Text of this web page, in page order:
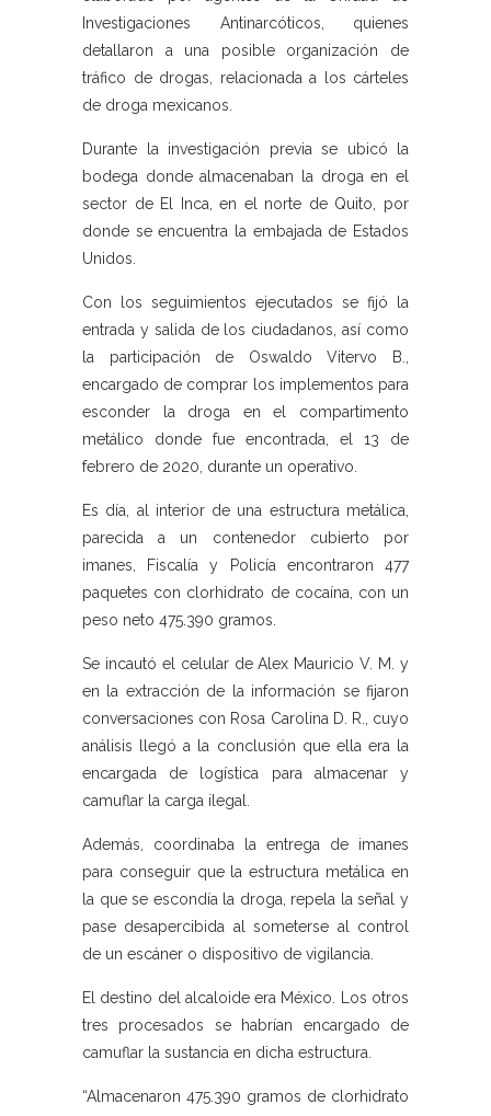
Investigaciones Antinarcóticos, quienes
detallaron a una posible organización de
tráfico de drogas, relacionada a los cárteles
de droga mexicanos.
Durante la investigación previa se ubicó la
bodega donde almacenaban la droga en el
sector de El Inca, en el norte de Quito, por
donde se encuentra la embajada de Estados
Unidos.
Con los seguimientos ejecutados se fijó la
entrada y salida de los ciudadanos, así como
la participación de Oswaldo Vitervo B.,
encargado de comprar los implementos para
esconder la droga en el compartimento
metálico donde fue encontrada, el 13 de
febrero de 2020, durante un operativo.
Es día, al interior de una estructura metálica,
parecida a un contenedor cubierto por
imanes, Fiscalía y Policía encontraron 477
paquetes con clorhidrato de cocaína, con un
peso neto 475.390 gramos.
Se incautó el celular de Alex Mauricio V. M. y
en la extracción de la información se fijaron
conversaciones con Rosa Carolina D. R., cuyo
análisis llegó a la conclusión que ella era la
encargada de logística para almacenar y
camuflar la carga ilegal.
Además, coordinaba la entrega de imanes
para conseguir que la estructura metálica en
la que se escondía la droga, repela la señal y
pase desapercibida al someterse al control
de un escáner o dispositivo de vigilancia.
El destino del alcaloide era México. Los otros
tres procesados se habrían encargado de
camuflar la sustancia en dicha estructura.
“Almacenaron 475.390 gramos de clorhidrato